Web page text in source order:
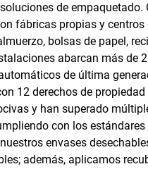
de
fábricas propias y centros
bolsas de papel,
abarcan más de
de última
12 derechos de
y han superado
con los
envases
además, aplicamos